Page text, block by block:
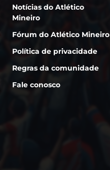
Notícias do Atlético
Mineiro
Fórum do Atlético Mineiro
Política de privacidade
Regras da comunidade
Fale conosco